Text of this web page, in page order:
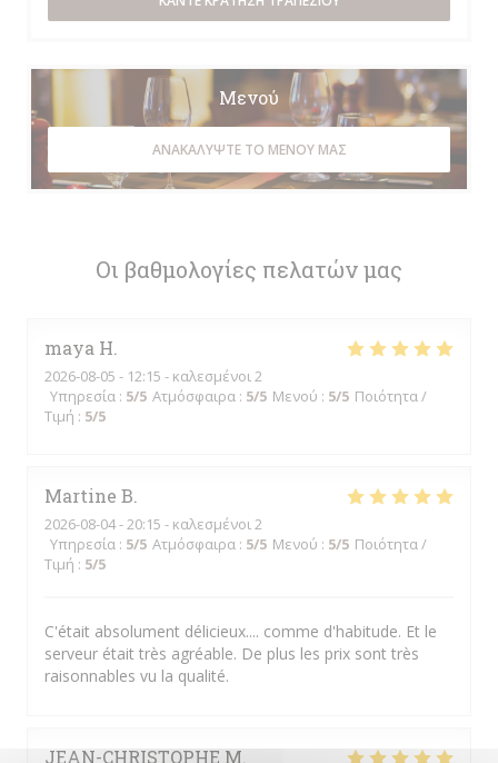
Οι βαθμολογίες πελατών μας
maya H
2026-08-05 - 12:15 - καλεσμένοι 2
Υπηρεσία : 5/5 Ατμόσφαιρα : 5/5 Μενού : 5/5 Ποιότητα /
Τιμή : 5/5
Martine B
2026-08-04- 20:15 - καλεσμένοι 2
Υπηρεσία : 5/5 Ατμόσφαιρα : 5/5 Μενού : 5/5 Ποιότητα /
Τιμή : 5/5
C'était absolument délicieux.... comme d'habitude. Et le
serveur était très agréable. De plus les prix sont très
raisonnables vu la qualité.
JEAN-CHRISTOPHE M
Μενού
ΑΝΑΚΑΛΎΨΤΕ ΤΟ ΜΕΝΟΎ ΜΑΣ